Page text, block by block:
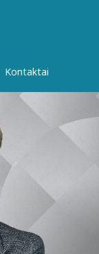
Kontaktai